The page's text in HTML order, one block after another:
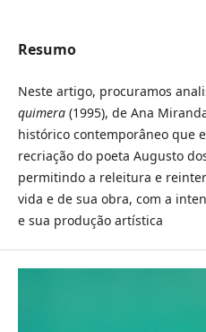
Resumo
Neste artigo, procuramos
quimera(1995), de Ana
histórico contemporâneo que
recriação do poeta Augusto
permitindo a releitura e
vida e de sua obra, com a
e sua produção artística